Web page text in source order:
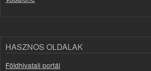
HASZNOS OLDALAK
Földhivatali portál